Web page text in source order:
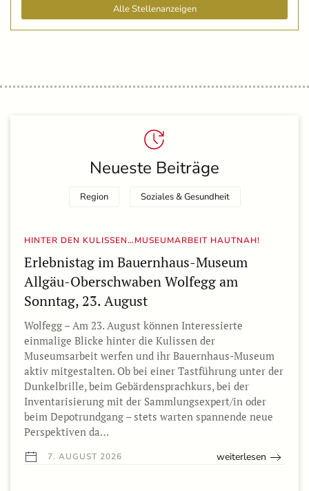
Alle Stellenanzeigen
Neueste Beiträge
Region Soziales & Gesundheit
HINTER DEN KULISSEN…MUSEUMARBEIT HAUTNAH!
Erlebnistag im Bauernhaus-Museum
Allgäu-Oberschwaben Wolfegg am
Sonntag, 23. August
Wolfegg – Am 23. August können Interessierte
einmalige Blicke hinter die Kulissen der
Museumsarbeit werfen und ihr Bauernhaus-Museum
aktiv mitgestalten. Ob bei einer Tastführung unter der
Dunkelbrille, beim Gebärdensprachkurs, bei der
Inventarisierung mit der Sammlungsexpert/in oder
beim Depotrundgang – stets warten spannende neue
Perspektiven da…
7. AUGUST 2026 weiterlesen